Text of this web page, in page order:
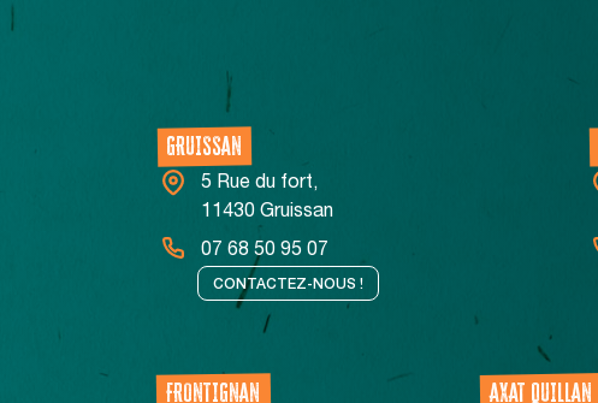
GRUISSAN
5 Rue du fort,
11430 Gruissan
07 68 50 95 07
CONTACTEZ-NOUS !
FRONTIGNAN AXAT QUILLAN